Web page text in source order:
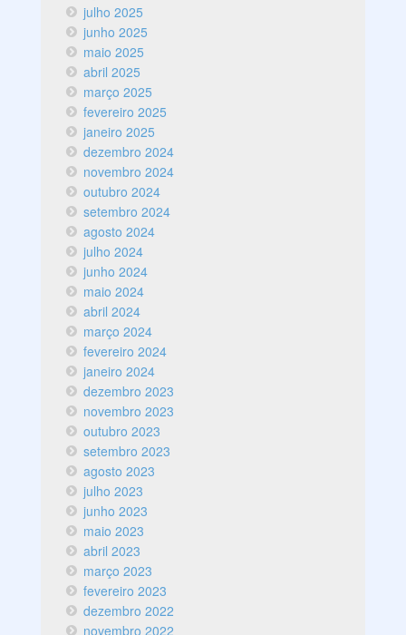
julho 2025
junho 2025
maio 2025
abril 2025
março 2025
fevereiro 2025
janeiro 2025
dezembro 2024
novembro 2024
outubro 2024
setembro 2024
agosto 2024
julho 2024
junho 2024
maio 2024
abril 2024
março 2024
fevereiro 2024
janeiro 2024
dezembro 2023
novembro 2023
outubro 2023
setembro 2023
agosto 2023
julho 2023
junho 2023
maio 2023
abril 2023
março 2023
fevereiro 2023
dezembro 2022
novembro 2022